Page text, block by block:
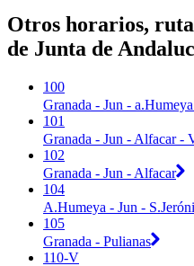
Otros horarios,
de Junta de
100
Granada - Jun -
101
Granada - Jun - Alfacar -
102
Granada - Jun - Alfacar
104
A.Humeya - Jun -
105
Granada - Pulianas
110-V